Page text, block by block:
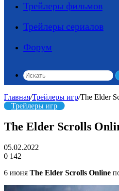
Трейлеры фильмов
Трейлеры сериалов
Форум
Главная/Трейлеры игр/The Elder
Трейлеры игр
The Elder Scrolls
05.02.2022
0 142
6 июня The Elder Scrolls Online